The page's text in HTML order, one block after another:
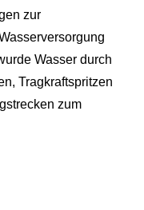
zur
Wasser durch
Tragkraftspritzen
zum